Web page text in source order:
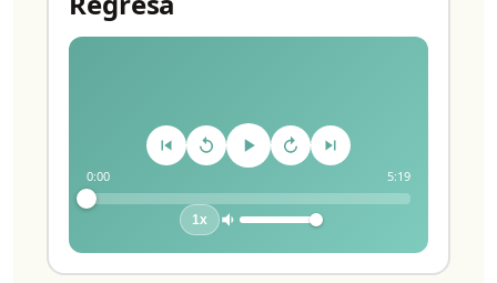
0:00 5:19
1x